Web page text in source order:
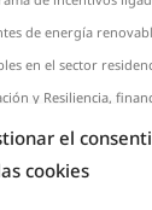
el
cookies
de energía
en el sector
y Resiliencia,